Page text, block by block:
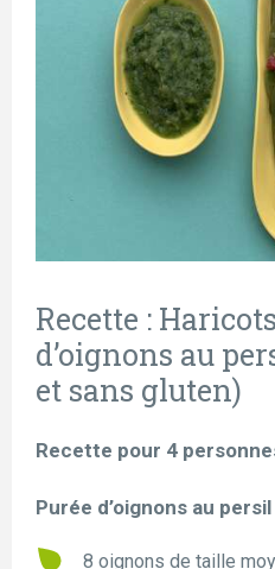
Recette :
d’oignons au
et sans gluten)
Recette pour 4
Purée d’oignons au
8 oignons de taille